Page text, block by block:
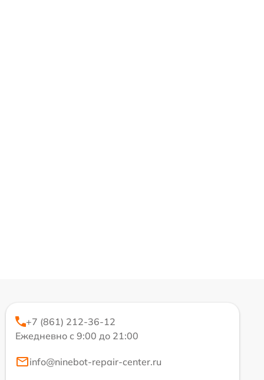
+7 (861) 212-36-12
Ежедневно с 9:00 до 21:00
info@ninebot-repair-center.ru